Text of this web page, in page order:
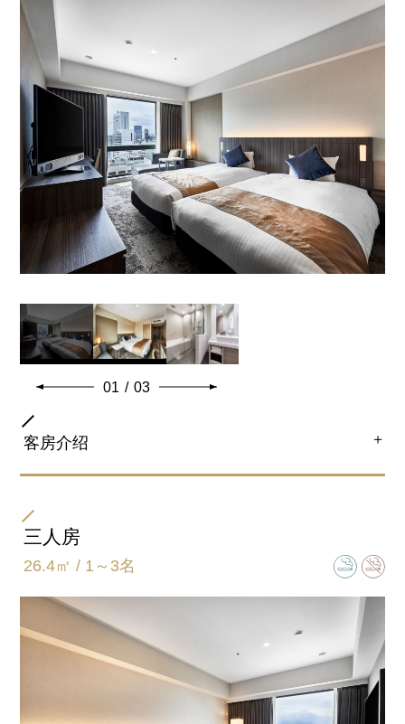
110㎝×195㎝
卫浴间类型
半独立型(浴室和卫生间独立)
加床
加床(不可)/加婴儿床(不可)
同床儿童限定2名。
全室客房设备及备品
01 / 03
客房介绍 ＋
双床房
110㎝×195㎝
三人房
26.4㎡ / 1～3名